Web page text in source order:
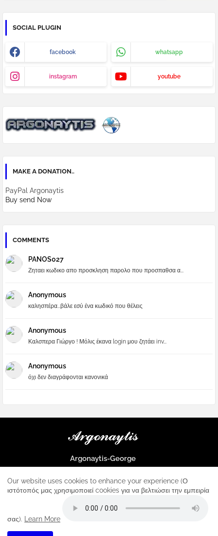
SOCIAL PLUGIN
facebook whatsapp
instagram youtube
MAKE A DONATION..
PayPal Argonaytis
Buy send Now
COMMENTS
PANOS027
Ζηταει κωδικο απο προσκληση παρολο που προσπαθσα α...
Anonymous
καλησπέρα...βάλε εσύ ένα κωδικό που θέλεις
Anonymous
Καλσπερα Γιώργο ! Μόλις έκανα login μου ζητάει inv...
Anonymous
όχι δεν διαγράφονται κανονικά
Argonaytis-George
μοναδικός σταθμός για κάθε iphone
Home
Our website uses cookies to enhance your experience (Ο
ιστότοπός μας χρησιμοποιεί cookies για να βελτιώσει την εμπειρία
σας). Learn More